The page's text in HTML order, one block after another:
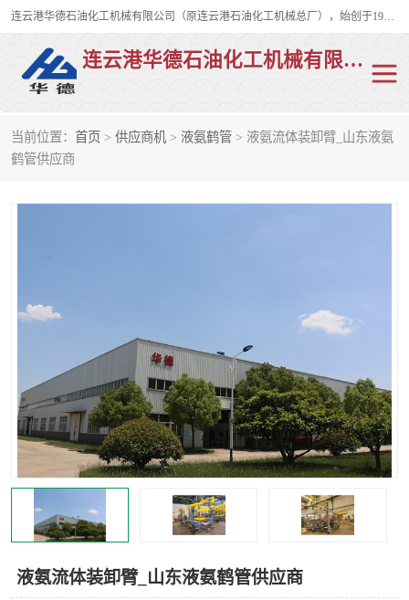
连云港华德石油化工机械有限公司（原连云港石油化工机械总厂），始创于1982年，是从事码头船用流体装卸臂、陆用流体装卸臂（鹤管）、活动梯、钢构平台、定量装车系统等全系列流体装卸设备的设计、制造、销售以及服务的专业供应商。
连云港华德石油化工机械有限公司
当前位置： 首页 > 供应商机 > 液氨鹤管 > 液氨流体装卸臂_山东液氨
鹤管供应商
液氨流体装卸臂_山东液氨鹤管供应商
陆用流体装卸臂
液氨鹤管 液氯鹤管
紧急脱离干式接头 火车鹤管
汽车鹤管 顶部鹤管
底部鹤管 低温鹤管
浮动出油装置 鹤管